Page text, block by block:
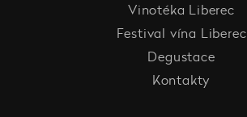
Vinotéka Liberec
Festival vína Liberec
Degustace
Kontakty